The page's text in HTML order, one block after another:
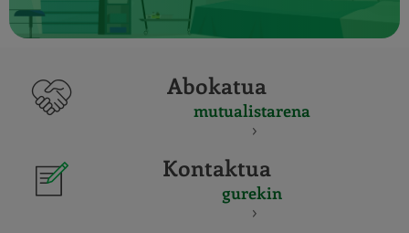
Abokatua
mutualistarena
Kontaktua
gurekin